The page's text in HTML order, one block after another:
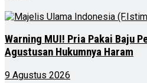
Warning MUI! Pria Pakai Baju
Agustusan Hukumnya Haram
9 Agustus 2026